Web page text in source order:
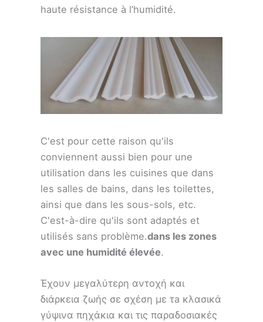
haute résistance à l’humidité.
C'est pour cette raison qu'ils
conviennent aussi bien pour une
utilisation dans les cuisines que dans
les salles de bains, dans les toilettes,
ainsi que dans les sous-sols, etc.
C'est-à-dire qu'ils sont adaptés et
utilisés sans problème.dans les zones
avec une humidité élevée.
Έχουν μεγαλύτερη αντοχή και
διάρκεια ζωής σε σχέση με τa κλασικά
γύψινα πηχάκια και τις παραδοσιακές